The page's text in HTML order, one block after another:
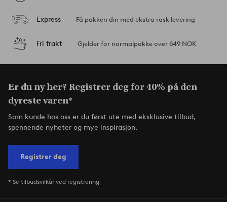
Express Få pakken din med ekstra rask levering
Fri frakt Gjelder for normalpakke over 649 NOK
Er du ny her? Registrer deg for 40% på den
dyreste varen*
Som kunde hos oss er du først ute med eksklusive tilbud,
spennende nyheter og mye inspirasjon.
Registrer deg
* Se tilbudsvilkår ved registrering